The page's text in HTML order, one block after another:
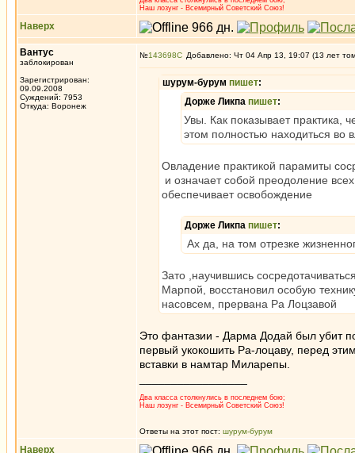
Наш лозунг - Всемирный Советский Союз!
Наверх
Вантус
заблокирован
Зарегистрирован:
09.09.2008
Суждений: 7953
Откуда: Воронеж
№143698 Добавлено: Чт 04 Апр 13, 19:07 (13 лет
шурум-бурум пишет:
Дорже Ликпа пишет:
Увы. Как показывает практика,
этом полностью находиться во
Овладение практикой парамиты
и означает собой преодоление
обеспечивает освобождение
Дорже Ликпа пишет:
Ах да, на том отрезке
Зато ,научившись
Марпой, восстановил особую
насовсем, прервана Ра Лоцзавой
Это фантазии - Дарма Додай был убит
первый укокошить Ра-лоцаву, перед
вставки в намтар Миларепы.
Два класса столкнулись в последнем бою;
Наш лозунг - Всемирный Советский Союз!
Ответы на этот пост: шурум-бурум
Наверх